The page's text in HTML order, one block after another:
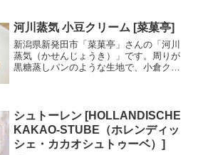
板」という感じのお菓子です...＜続きを
読む＞
河川蒸気 小豆クリーム [菜菓亭]
新潟県新発田市「菜菓亭」さんの「河川
蒸気（かせんじょうき）」です。周りが
黒糖蒸しパンのような生地で、小倉クリ
※1 2025年3月28...＜続きを読む＞
シュトーレン [HOLLANDISCHE
KAKAO-STUBE（ホレンディッ
シェ・カカオシュトゥーベ）]